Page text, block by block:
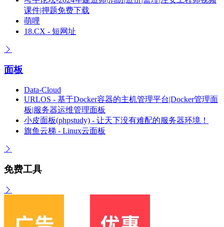
课件|押题免费下载
萌哩
18.CX - 短网址
面板
Data-Cloud
URLOS - 基于Docker容器的主机管理平台|Docker管理面
板|服务器运维管理面板
小皮面板(phpstudy) - 让天下没有难配的服务器环境！
旗鱼云梯 - Linux云面板
免费工具